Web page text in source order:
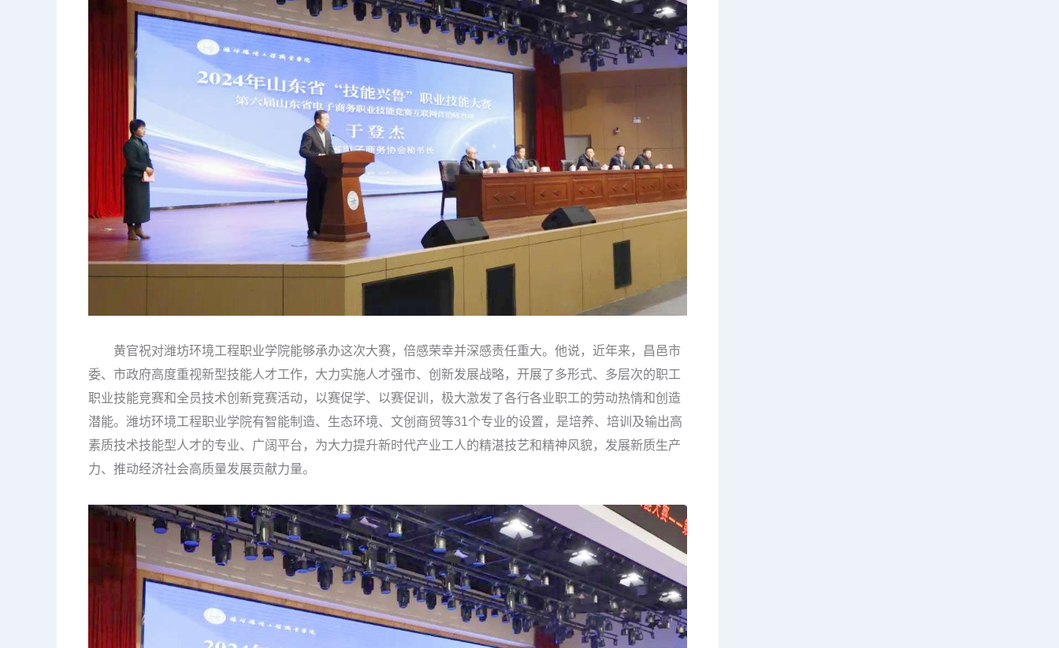
黄官祝对潍坊环境工程职业学院能够承办这次大赛，倍感荣幸并深感责任重大。他说，近年来，昌邑市
委、市政府高度重视新型技能人才工作，大力实施人才强市、创新发展战略，开展了多形式、多层次的职工
职业技能竞赛和全员技术创新竞赛活动，以赛促学、以赛促训，极大激发了各行各业职工的劳动热情和创造
潜能。潍坊环境工程职业学院有智能制造、生态环境、文创商贸等31个专业的设置，是培养、培训及输出高
素质技术技能型人才的专业、广阔平台，为大力提升新时代产业工人的精湛技艺和精神风貌，发展新质生产
力、推动经济社会高质量发展贡献力量。